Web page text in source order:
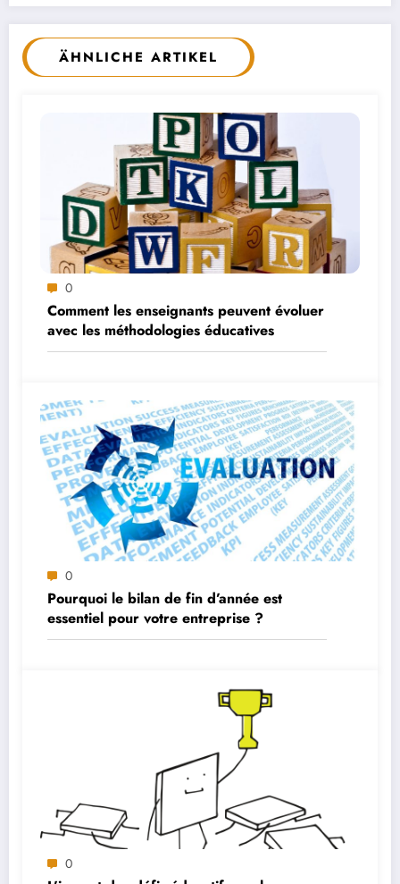
ÄHNLICHE ARTIKEL
0
Comment les enseignants peuvent évoluer
avec les méthodologies éducatives
0
Pourquoi le bilan de fin d’année est
essentiel pour votre entreprise ?
0